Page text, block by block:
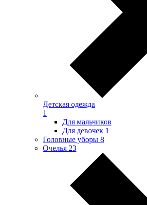
Детская одежда
1
Для мальчиков
Для девочек 1
Головные уборы 8
Очелья 23